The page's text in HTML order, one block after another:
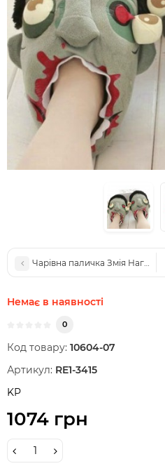
Чарівна паличка Змія Нагайна
Немає в наявності
0
Код товару: 10604-07
Артикул: RE1-3415
KP
1074 грн